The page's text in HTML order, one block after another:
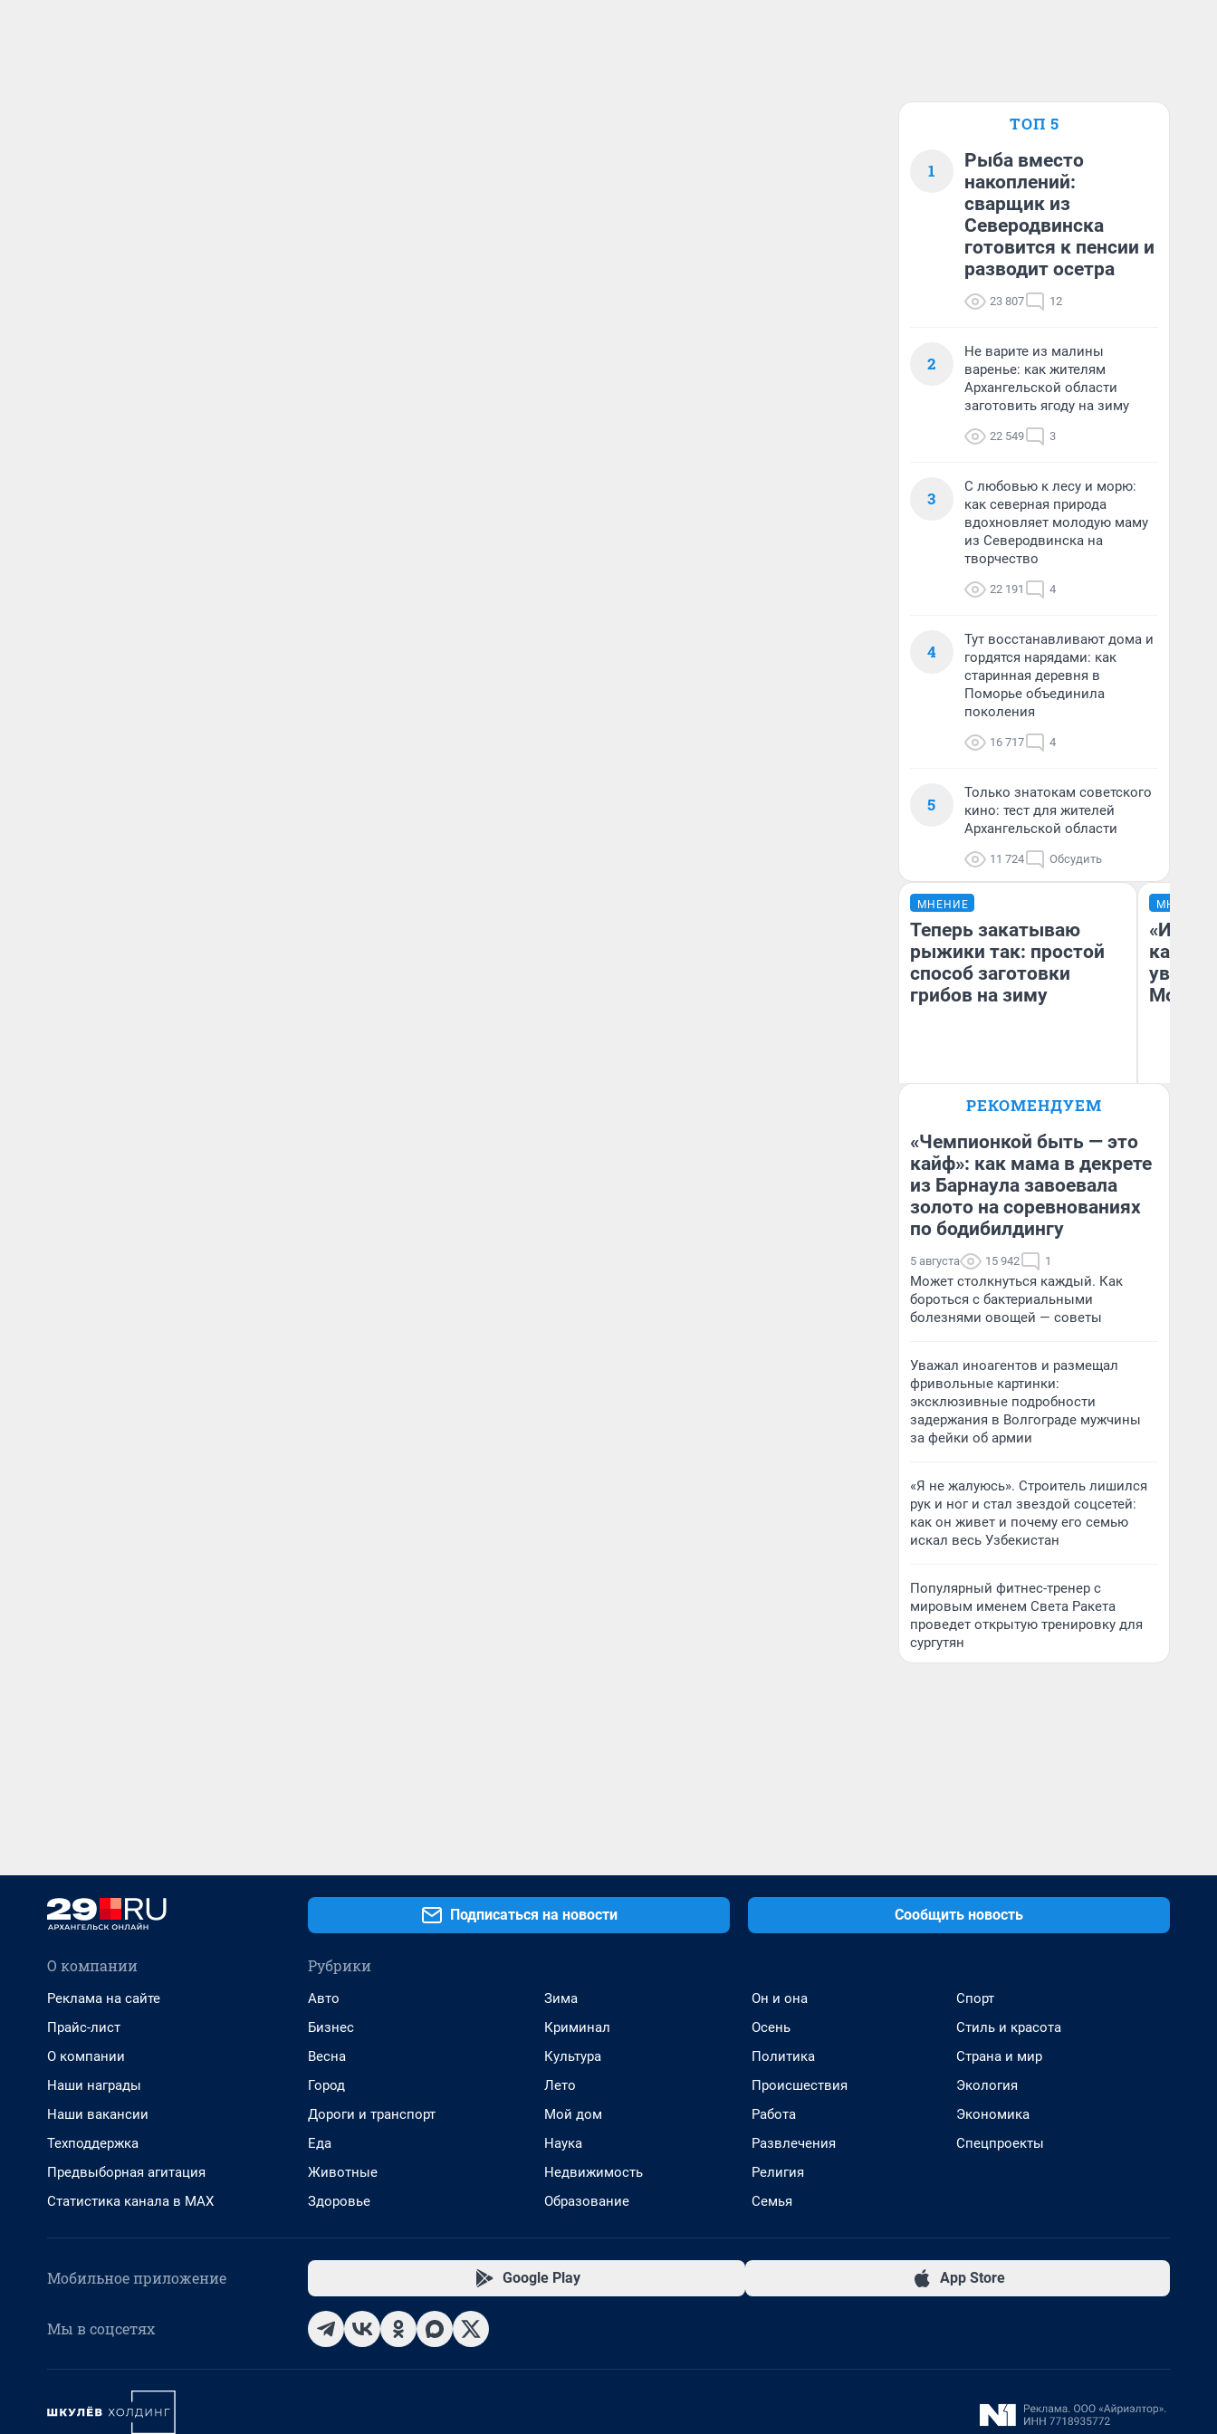
ТОП 5
1
Рыба вместо
накоплений:
сварщик из
Северодвинска
готовится к пенсии и
разводит осетра
23 807 12
2
Не варите из малины
варенье: как жителям
Архангельской области
заготовить ягоду на зиму
22 549 3
3
С любовью к лесу и морю:
как северная природа
вдохновляет молодую маму
из Северодвинска на
творчество
22 191 4
4
Тут восстанавливают дома и
гордятся нарядами: как
старинная деревня в
Поморье объединила
поколения
16 717 4
5
Только знатокам советского
кино: тест для жителей
Архангельской области
11 724 Обсудить
МНЕНИЕ
Теперь закатываю
рыжики так: простой
способ заготовки
грибов на зиму
МНЕНИЕ
каким
РЕКОМЕНДУЕМ
«Чемпионкой быть — это
кайф»: как мама в декрете
из Барнаула завоевала
золото на соревнованиях
по бодибилдингу
5 августа 15 942 1
Может столкнуться каждый. Как
бороться с бактериальными
болезнями овощей — советы
Уважал иноагентов и размещал
фривольные картинки:
эксклюзивные подробности
задержания в Волгограде мужчины
за фейки об армии
«Я не жалуюсь». Строитель лишился
рук и ног и стал звездой соцсетей:
как он живет и почему его семью
искал весь Узбекистан
Популярный фитнес-тренер с
мировым именем Света Ракета
проведет открытую тренировку для
сургутян
Подписаться на новости Сообщить новость
О компании
Реклама на сайте
Прайс-лист
О компании
Наши награды
Наши вакансии
Техподдержка
Предвыборная агитация
Статистика канала в MAX
Рубрики
Авто
Бизнес
Весна
Город
Дороги и транспорт
Еда
Животные
Здоровье
Зима
Криминал
Культура
Лето
Мой дом
Наука
Недвижимость
Образование
Он и она
Осень
Политика
Происшествия
Работа
Развлечения
Религия
Семья
Спорт
Стиль и красота
Страна и мир
Экология
Экономика
Спецпроекты
Мобильное приложение Google Play App Store
Мы в соцсетях